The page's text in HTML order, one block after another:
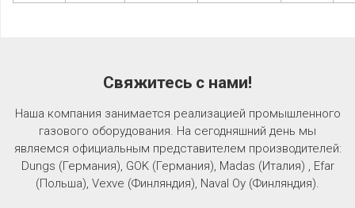
Свяжитесь с нами!
Наша компания занимается реализацией промышленного
газового оборудования. На сегодняшний день мы
являемся официальным представителем производителей:
Dungs (Германия), GOK (Германия), Madas (Италия) , Efar
(Польша), Vexve (Финляндия), Naval Oy (Финляндия).